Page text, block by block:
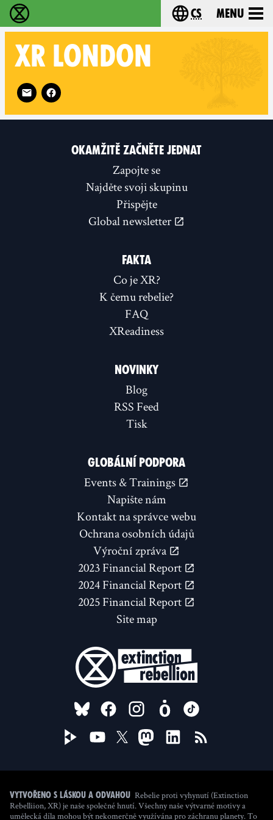
Rebelie proti vyhynutí - Home Choose your
cs Menu
XR LONDON
Follow XR London on
OKAMŽITĚ ZAČNĚTE JEDNAT
Zapojte se
Najděte svoji skupinu
Přispějte
Global newsletter
FAKTA
Co je XR?
K čemu rebelie?
FAQ
XReadiness
NOVINKY
Blog
RSS Feed
Tisk
GLOBÁLNÍ PODPORA
Events & Trainings
Napište nám
Kontakt na správce webu
Ochrana osobních údajů
Výroční zpráva
2023 Financial Report
2024 Financial Report
2025 Financial Report
Site map
FOLLOW US ON
Vytvořeno s láskou a odvahou Rebelie proti vyhynutí (Extinction
Rebelliion, XR) je naše společné hnutí. Všechny naše výtvarné motivy a
umělecká díla mohou být nekomerčně využívána pro záchranu planety. To